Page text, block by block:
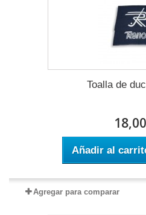
Toalla de
Añadir al
Agregar para comparar